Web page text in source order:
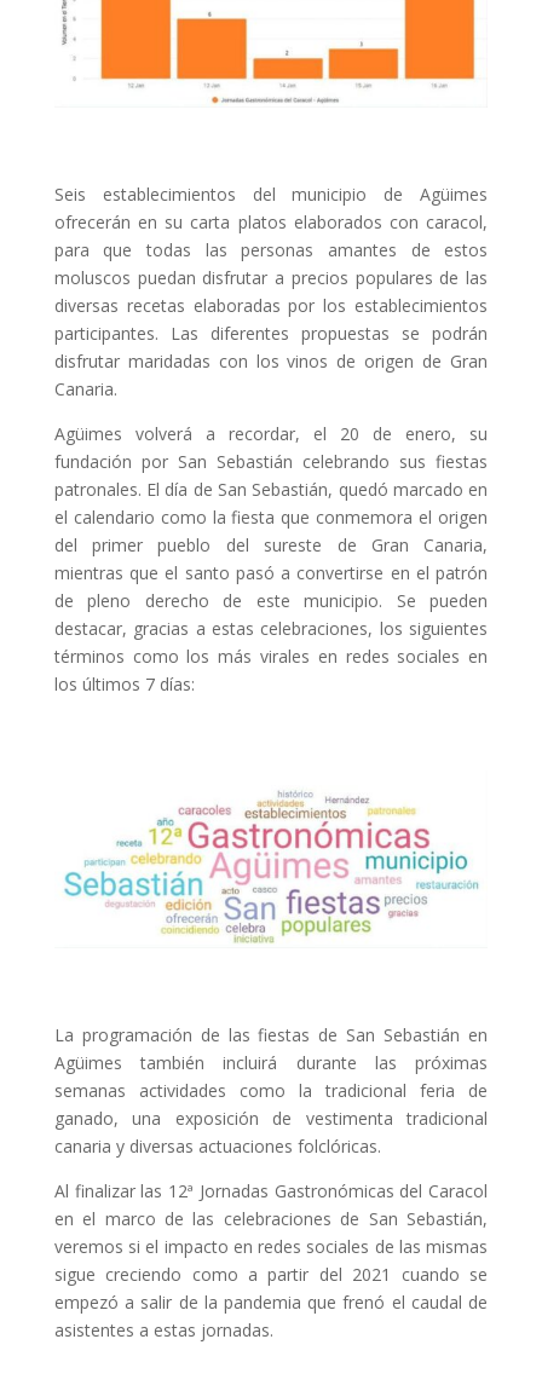
Seis establecimientos del municipio de Agüimes
ofrecerán en su carta platos elaborados con caracol,
para que todas las personas amantes de estos
moluscos puedan disfrutar a precios populares de las
diversas recetas elaboradas por los establecimientos
participantes. Las diferentes propuestas se podrán
disfrutar maridadas con los vinos de origen de Gran
Canaria.
Agüimes volverá a recordar, el 20 de enero, su
fundación por San Sebastián celebrando sus fiestas
patronales. El día de San Sebastián, quedó marcado en
el calendario como la fiesta que conmemora el origen
del primer pueblo del sureste de Gran Canaria,
mientras que el santo pasó a convertirse en el patrón
de pleno derecho de este municipio. Se pueden
destacar, gracias a estas celebraciones, los siguientes
términos como los más virales en redes sociales en
los últimos 7 días:
La programación de las fiestas de San Sebastián en
Agüimes también incluirá durante las próximas
semanas actividades como la tradicional feria de
ganado, una exposición de vestimenta tradicional
canaria y diversas actuaciones folclóricas.
Al finalizar las 12ª Jornadas Gastronómicas del Caracol
en el marco de las celebraciones de San Sebastián,
veremos si el impacto en redes sociales de las mismas
sigue creciendo como a partir del 2021 cuando se
empezó a salir de la pandemia que frenó el caudal de
asistentes a estas jornadas.